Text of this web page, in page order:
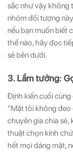
sắc như vậy không
nhóm đối tượng
nếu bạn muốn biết
thế nào, hãy đọc
sẻ bên dưới.
3. Lầm tưởng:
Định kiến cuối cùng
“Mặt tôi không
chuyên gia chia
thuật chọn kính
hết mọi dáng mặt,